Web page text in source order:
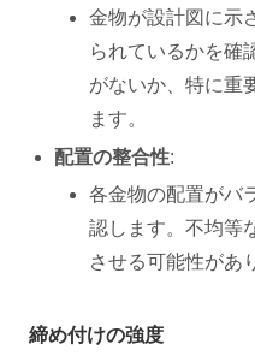
金物が設計図に示
られているかを確
がないか、特に重
ます。
配置の整合性:
各金物の配置がバ
認します。不均等
させる可能性があ
締め付けの強度